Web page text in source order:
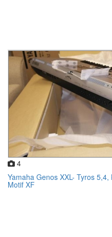
4
Yamaha Genos XXL- Tyros
Motif XF